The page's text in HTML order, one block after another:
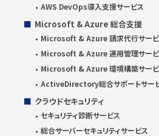
AWS DevOps導入支援サービス
Microsoft & Azure 総合支援
Microsoft & Azure 請求代行サー
Microsoft & Azure 運用管理サー
Microsoft & Azure 環境構築サー
ActiveDirectory総合サポートサー
クラウドセキュリティ
セキュリティ診断サービス
総合サーバーセキュリティサービス